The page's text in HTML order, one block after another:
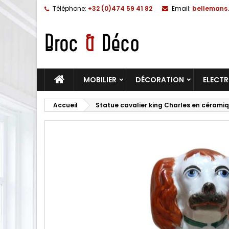
Téléphone: +32 (0)474 59 41 82 Email:
MOBILIER DÉCORATION
Accueil Statue cavalier king Charles en